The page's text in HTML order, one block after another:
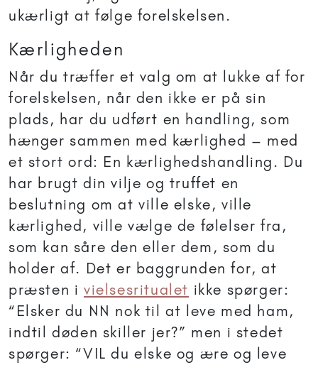
ukærligt at følge forelskelsen.
Kærligheden
Når du træffer et valg om at lukke af for
forelskelsen, når den ikke er på sin
plads, har du udført en handling, som
hænger sammen med kærlighed – med
et stort ord: En kærlighedshandling. Du
har brugt din vilje og truffet en
beslutning om at ville elske, ville
kærlighed, ville vælge de følelser fra,
som kan såre den eller dem, som du
holder af. Det er baggrunden for, at
præsten i vielsesritualet ikke spørger:
“Elsker du NN nok til at leve med ham,
indtil døden skiller jer?” men i stedet
spørger: “VIL du elske og ære og leve